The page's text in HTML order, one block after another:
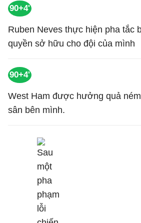
90+4'
Ruben Neves thực hiện pha tắc
quyền sở hữu cho đội của mình
90+4'
West Ham được hưởng quả
sân bên mình.